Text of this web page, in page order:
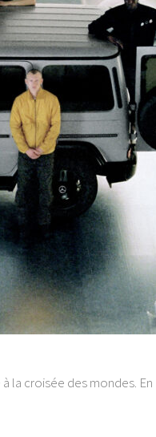
la croisée des mondes.